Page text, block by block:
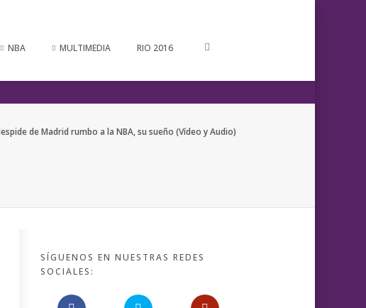
NBA MULTIMEDIA RIO 2016
de Madrid rumbo a la NBA, su sueño (Vídeo y Audio)
SÍGUENOS EN NUESTRAS REDES
SOCIALES: